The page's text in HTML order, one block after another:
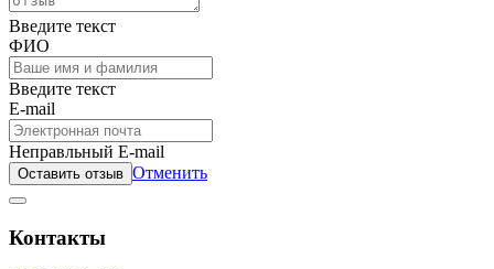
Введите текст
ФИО
Введите текст
E-mail
Неправльный E-mail
Оставить отзыв Отменить
Контакты